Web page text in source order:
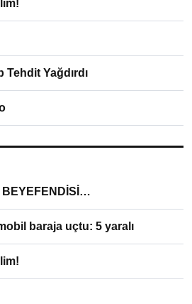
Tehdit Yağdırdı
BEYEFENDİSİ…
baraja uçtu: 5 yaralı